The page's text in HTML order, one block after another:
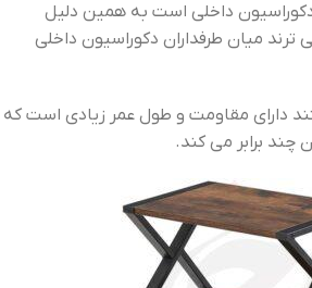
داخلی است به همین دلیل
میان طرفداران دکوراسیون داخلی
دارای مقاومت و طول عمر زیادی است که
چند برابر می کند.